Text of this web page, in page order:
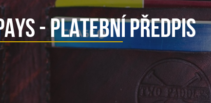
- PLATEBNÍ PŘEDPIS